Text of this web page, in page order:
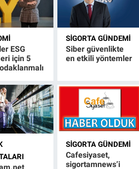
ESG
için 5
SIGORTA GÜNDEMI
Siber güvenlikte
en etkili yöntemler
SIGORTA GÜNDEMI
Cafesiyaset,
sigortamnews’i